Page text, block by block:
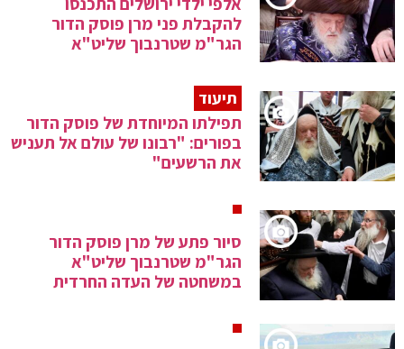
להקבלת פני מרן פוסק הדור
הגר"מ שטרנבוך שליט"א
תיעוד
תפילתו המיוחדת של פוסק הדור
בפורים: "רבונו של עולם אל תעניש
את הרשעים"
סיור פתע של מרן פוסק הדור
הגר"מ שטרנבוך שליט"א
במשחטה של העדה החרדית